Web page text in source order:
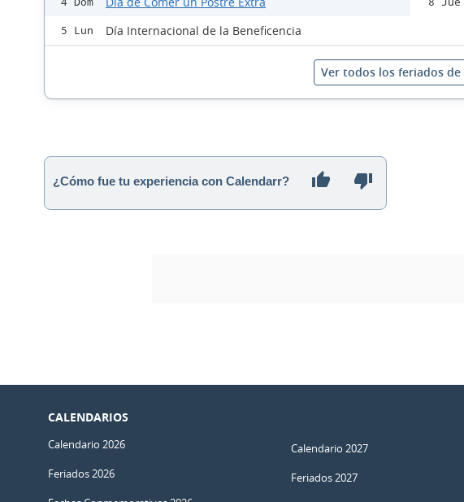
5 Lun Día Internacional de la Beneficencia
Ver todos los feriados de
¿Cómo fue tu experiencia con Calendarr?
CALENDARIOS
Calendario 2026
Feriados 2026
Calendario 2027
Feriados 2027